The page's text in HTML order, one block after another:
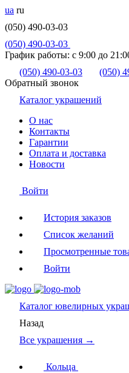
ua ru
(050) 490-03-03
(050) 490-03-03
График работы: с 9:00 до
(050) 490-03-03
(050)
Обратный звонок
Каталог украшений
О нас
Контакты
Гарантии
Оплата и доставка
Новости
Войти
История заказов
Список желаний
Просмотренные
Войти
Каталог ювелирных
Назад
Все украшения →
Кольца